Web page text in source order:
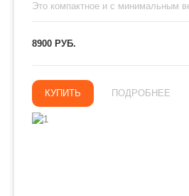
Это компактное и с минимальным
8900 РУБ.
КУПИТЬ ПОДРОБНЕЕ